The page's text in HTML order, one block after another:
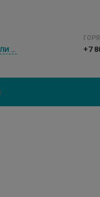
ВЫБЕРИТЕ ГОРОД ИЛИ НАСЕЛЕННЫЙ ПУНКТ
+7